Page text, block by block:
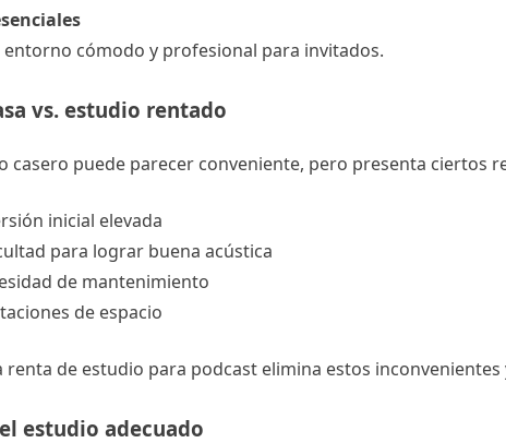
cómodo y profesional para invitados.
vs. estudio rentado
casero puede parecer conveniente, pero presenta ciertos
inicial elevada
para lograr buena acústica
de mantenimiento
de espacio
renta de estudio para podcast elimina estos
estudio adecuado